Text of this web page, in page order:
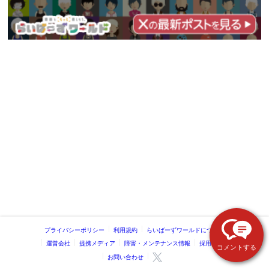
コメントする
プライバシーポリシー 利用規約 らいばーずワールドについて
運営会社 提携メディア 障害・メンテナンス情報 採用情報
お問い合わせ